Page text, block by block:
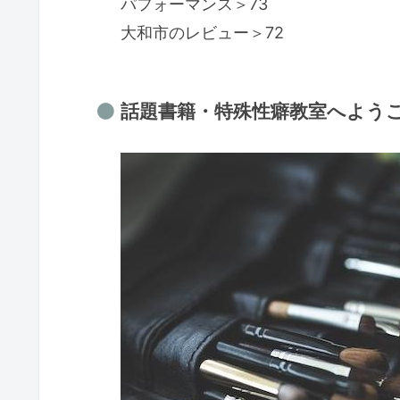
パフォーマンス＞73
大和市のレビュー＞72
話題書籍・特殊性癖教室へよう